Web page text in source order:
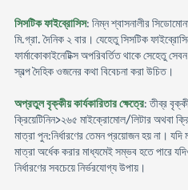
সিসটিক ফাইব্রোসিস: নিম্ন শ্বাসনালীর
মি.গ্রা. দৈনিক ২ বার। যেহেতু সিসটিক
ফার্মাকোকাইনেটিক্স অপরিবর্তিত থাকে সেহেতু
স্বল্প দৈহিক ওজনের কথা বিবেচনা করা উচিত।
অপ্রতুল বৃক্কীয় কার্যকারিতার ক্ষেত্রে: তীব্র
ক্রিয়েটিনিন>২৬৫ মাইক্রোমোল/লিটার অথবা
মাত্রা পুন:নির্ধারণের তেমন প্রয়োজন হয় না। যদি
মাত্রা অর্ধেক করার মাধ্যমেই সম্ভব হতে পারে
নির্ধারণের সবচেয়ে নির্ভরযোগ্য উপায়।